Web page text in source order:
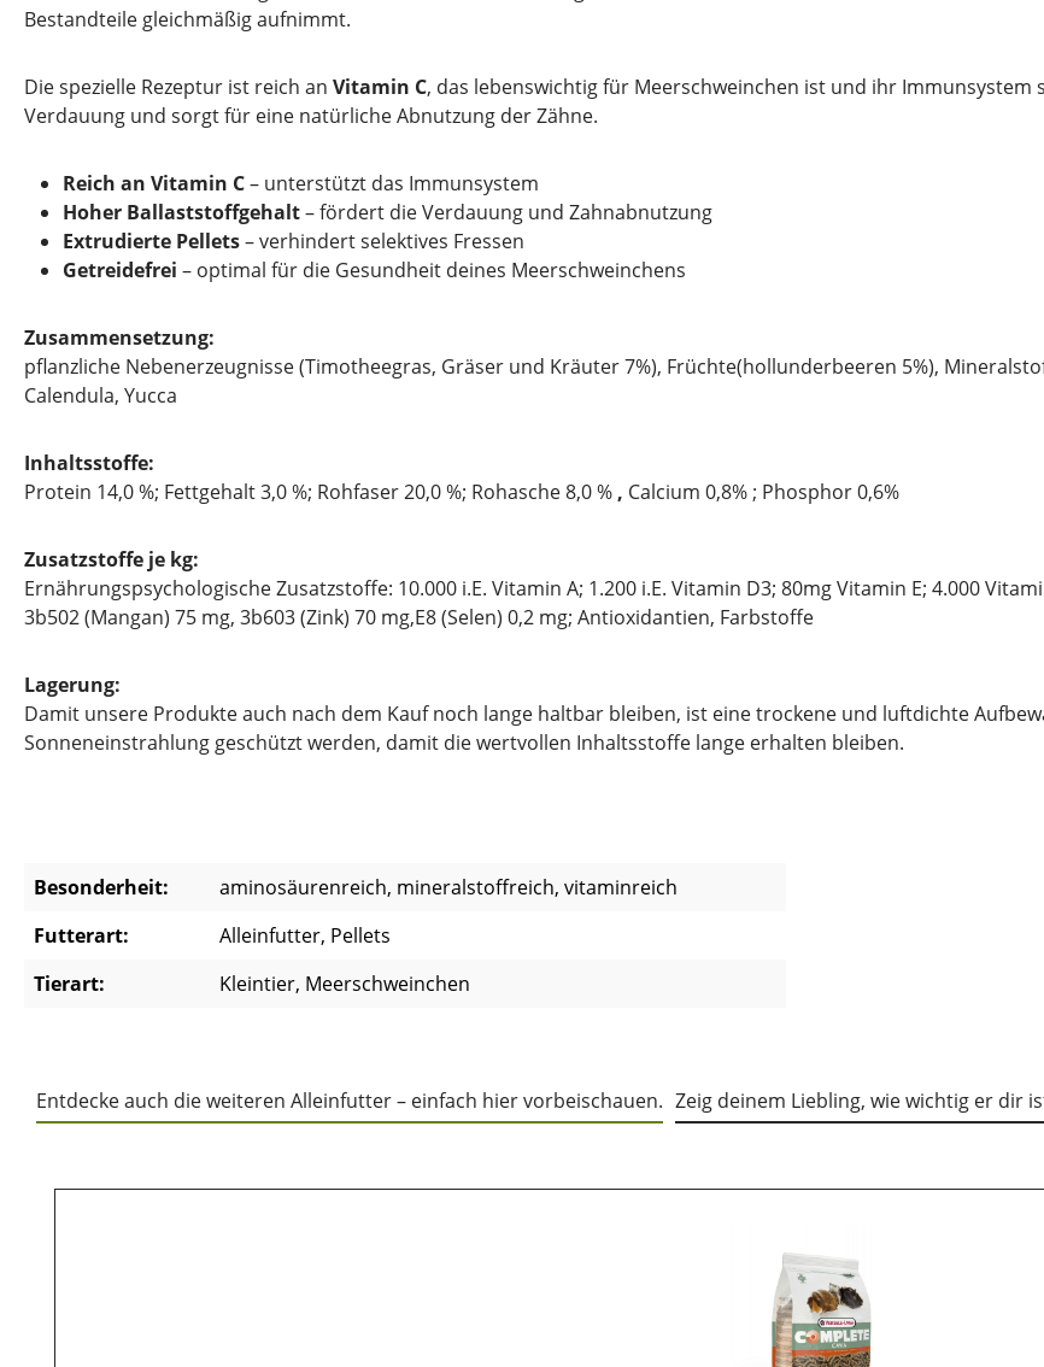
Bestandteile gleichmäßig aufnimmt.
Die spezielle Rezeptur ist reich an Vitamin C, das lebenswichtig für Meerschweinchen ist und ihr
Verdauung und sorgt für eine natürliche Abnutzung der Zähne.
Reich an Vitamin C– unterstützt das Immunsystem
Hoher Ballaststoffgehalt– fördert die Verdauung und Zahnabnutzung
Extrudierte Pellets– verhindert selektives Fressen
Getreidefrei – optimal für die Gesundheit deines Meerschweinchens
Zusammensetzung:
pflanzliche Nebenerzeugnisse (Timotheegras, Gräser und Kräuter 7%), Früchte(hollunderbeeren 5%),
Calendula, Yucca
Inhaltsstoffe:
Protein 14,0 %; Fettgehalt 3,0 %; Rohfaser 20,0 %; Rohasche 8,0 % , Calcium 0,8% ; Phosphor 0,6%
Zusatzstoffe je kg:
Ernährungspsychologische Zusatzstoffe: 10.000 i.E. Vitamin A; 1.200 i.E. Vitamin D3; 80mg Vitamin E; 4.000
3b502 (Mangan) 75 mg, 3b603 (Zink) 70 mg,E8 (Selen) 0,2 mg; Antioxidantien, Farbstoffe
Lagerung:
Damit unsere Produkte auch nach dem Kauf noch lange haltbar bleiben, ist eine trockene und luftdichte
Sonneneinstrahlung geschützt werden, damit die wertvollen Inhaltsstoffe lange erhalten bleiben.
Besonderheit:
aminosäurenreich, mineralstoffreich, vitaminreich
Futterart:
Alleinfutter, Pellets
Tierart:
Kleintier, Meerschweinchen
Entdecke auch die weiteren Alleinfutter – einfach hier vorbeischauen. Zeig deinem Liebling, wie wichtig er dir